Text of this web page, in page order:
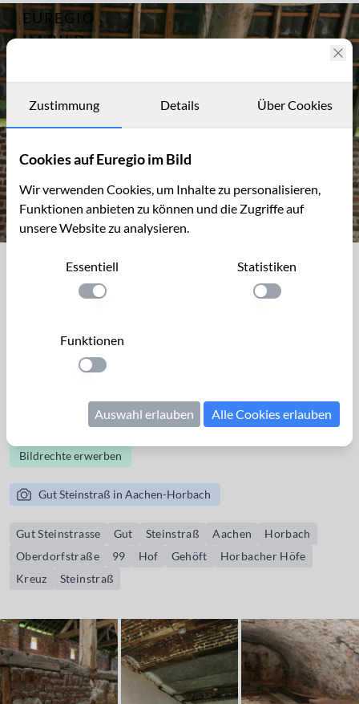
EUREGIO
IM BILD
Archiv
Kontakt
Archiv
4678
in Aachen-
Gut Steinstraß in Aachen - Horbach
gehört zu den sogenannten Horbacher Höfen, die auf eine
Schenkung im Jahr 1215 zurückgehen. Zeitweise lebte hier
auf eine alte römische Straße.
Bildrechte erwerben
Gut Steinstraß in Aachen-Horbach
Gut Steinstrasse Gut Steinstraß Aachen
Horbach
Oberdorfstraße
99 Hof Gehöft
Horbacher Höfe
Kreuz
Steinstraß
Zustimmung Details Über Cookies
Cookies auf Euregio im Bild
Wir verwenden Cookies, um Inhalte zu personalisieren,
Funktionen anbieten zu können und die Zugriffe auf
unsere Website zu analysieren.
Essentiell
Einstellung anwenden
Statistiken
Einstellung
Funktionen
Einstellung anwenden
Auswahl erlauben Alle Cookies erlauben